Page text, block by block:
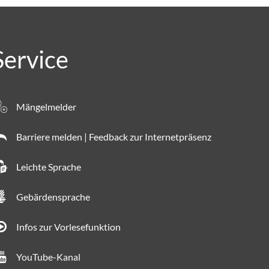
Mängelmelder
Barriere melden | Feedback zur Internetpräsenz
Leichte Sprache
Gebärdensprache
Infos zur Vorlesefunktion
YouTube-Kanal